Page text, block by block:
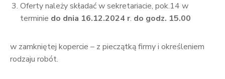
Oferty należy składać w sekretariacie, pok.14 w
terminie do dnia 16.12.2024 r. do godz. 15.00
w zamkniętej kopercie – z pieczątką firmy i określeniem
rodzaju robót.